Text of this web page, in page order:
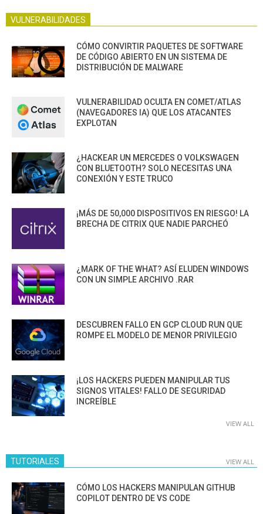
VULNERABILIDADES
CÓMO CONVIRTIR PAQUETES DE SOFTWARE
DE CÓDIGO ABIERTO EN UN SISTEMA DE
DISTRIBUCIÓN DE MALWARE
VULNERABILIDAD OCULTA EN COMET/ATLAS
(NAVEGADORES IA) QUE LOS ATACANTES
EXPLOTAN
¿HACKEAR UN MERCEDES O VOLKSWAGEN
CON BLUETOOTH? SOLO NECESITAS UNA
CONEXIÓN Y ESTE TRUCO
¡MÁS DE 50,000 DISPOSITIVOS EN RIESGO! LA
BRECHA DE CITRIX QUE NADIE PARCHEÓ
¿MARK OF THE WHAT? ASÍ ELUDEN WINDOWS
CON UN SIMPLE ARCHIVO .RAR
DESCUBREN FALLO EN GCP CLOUD RUN QUE
ROMPE EL MODELO DE MENOR PRIVILEGIO
¡LOS HACKERS PUEDEN MANIPULAR TUS
SIGNOS VITALES! FALLO DE SEGURIDAD
INCREÍBLE
VIEW ALL
TUTORIALES VIEW ALL
CÓMO LOS HACKERS MANIPULAN GITHUB
COPILOT DENTRO DE VS CODE